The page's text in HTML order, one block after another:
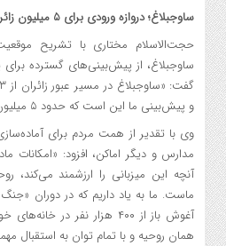
ساوجبلاغ؛ دروازه ورودی برای ۵ میلیون زائر
حجت‌الاسلام مختاری با تشریح
ساوجبلاغ، از پیش‌بینی‌های گسترده برای
و پیش‌بینی ما این است که حدود ۵ میلیون نفر از این مسیر عبور کنند.»
وی با تقدیر از همت مردم برای
مدارس و دیگر اماکن، افزود: «امکانات
آنچه این میزبانی را ارزشمند می‌کند،
ماست. ما به یاد داریم که در دوران «جنگ
آغوش باز از ۴۰۰ هزار نفر در
همان روحیه و با تمام توان به استقبال